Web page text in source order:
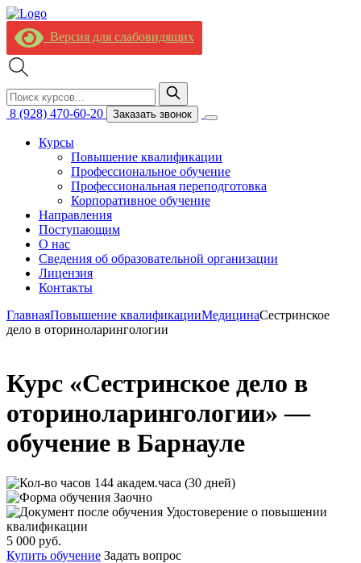
Версия для слабовидящих
8 (928) 470-60-20 Заказать звонок
Курсы
Повышение квалификации
Профессиональное обучение
Профессиональная переподготовка
Корпоративное обучение
Направления
Поступающим
О нас
Сведения об образовательной организации
Лицензия
Контакты
ГлавнаяПовышение квалификацииМедицинаСестринское
дело в оториноларингологии
Курс «Сестринское дело в
оториноларингологии» —
обучение в Барнауле
144 академ.часа (30 дней)
Заочно
Удостоверение о повышении
квалификации
5 000 руб.
Купить обучение Задать вопрос